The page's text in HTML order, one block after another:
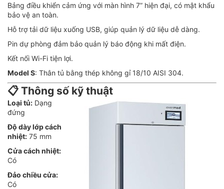
Bảng điều khiển cảm ứng với màn hình 7” hiện đại, có mật khẩu
bảo vệ an toàn.
Hỗ trợ tải dữ liệu xuống USB, giúp quản lý dữ liệu dễ dàng.
Pin dự phòng đảm bảo quản lý báo động khi mất điện.
Kết nối Wi-Fi tiện lợi.
Model S: Thân tủ bằng thép không gỉ 18/10 AISI 304.
📋 Thông số kỹ thuật
Loại tủ: Dạng
đứng
Độ dày lớp cách
nhiệt: 75 mm
Cửa cách nhiệt:
Có
Đảo chiều cửa:
Có